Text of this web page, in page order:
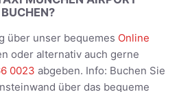
über unser bequemes Online
oder alternativ auch gerne
0023 abgeben. Info: Buchen Sie
über das bequeme